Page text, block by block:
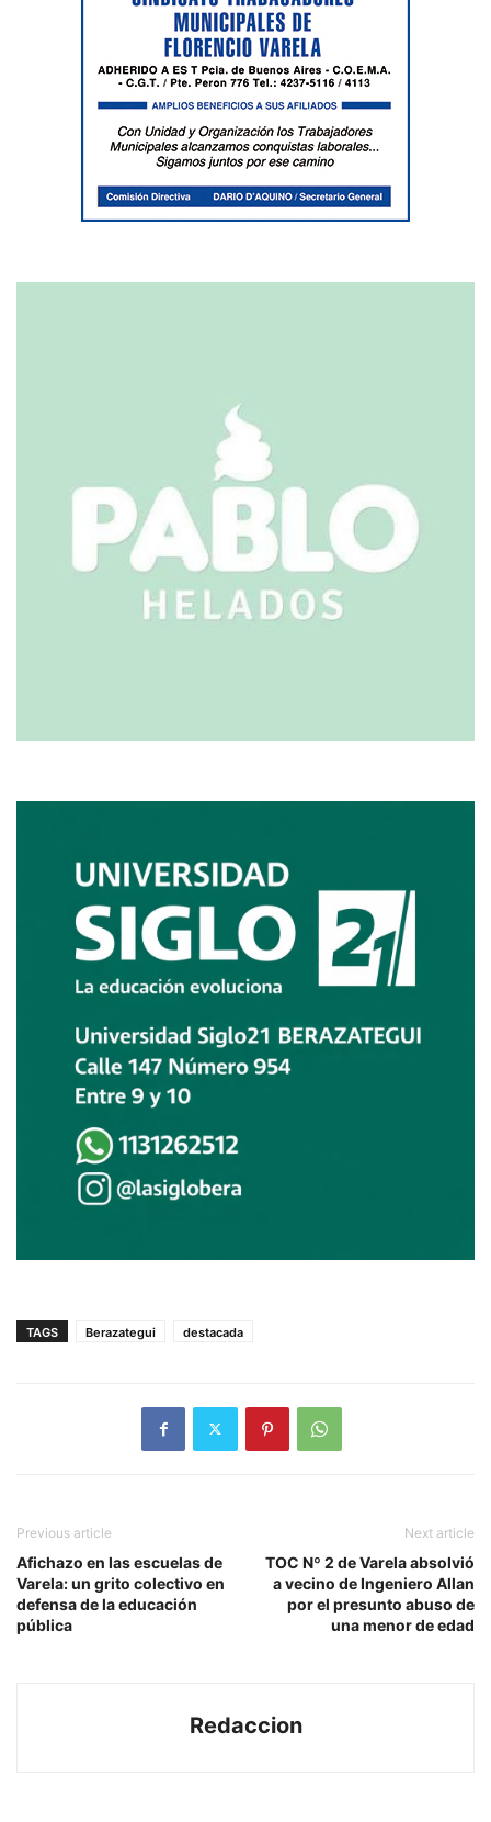
TAGS Berazategui destacada
Previous article
Afichazo en las escuelas de
Varela: un grito colectivo en
defensa de la educación
pública
Next article
TOC Nº 2 de Varela absolvió
a vecino de Ingeniero Allan
por el presunto abuso de
una menor de edad
Redaccion